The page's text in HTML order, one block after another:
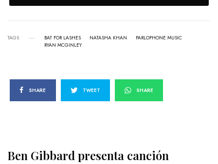
TAGS BAT FOR LASHES NATASHA KHAN
PARLOPHONE MUSIC
RYAN MCGINLEY
SHARE TWEET SHARE
Ben Gibbard presenta canción